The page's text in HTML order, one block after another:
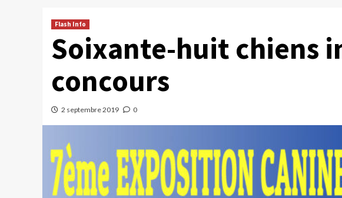
Flash Info
Soixante-huit chiens
concours
2 septembre 2019 0